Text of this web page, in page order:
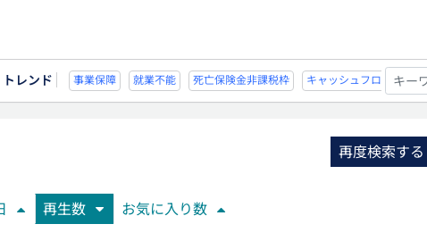
トレンド
不能 死亡保険金非課税枠 キャッシュフロー 宗教法人 事業保障 就業不能
再度検索する
再生数 お気に入り数